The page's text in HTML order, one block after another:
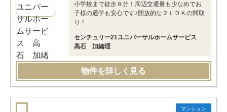
小学校まで徒歩８分！周辺交通量も少なめでお
子様の通学も安心です♪開放的な２ＬＤＫの間取
り！
センチュリー21ユニバーサルホームサービス
高石 加緒理
物件を詳しく見る
マンション